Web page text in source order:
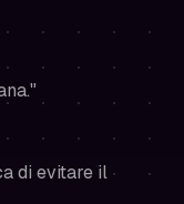
di evitare il